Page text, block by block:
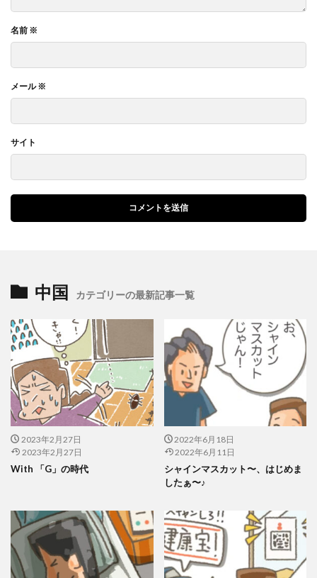
名前 ※
メール※
サイト
中国 カテゴリーの最新記事一覧
2023年2月27日
2023年2月27日
With 「G」の時代
2022年6月18日
2022年6月11日
シャインマスカット〜、はじめま
したぁ〜♪